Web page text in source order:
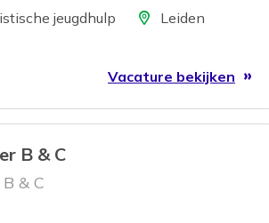
jeugdhulp LocatieLeiden
Vacature bekijken
B & C
& C